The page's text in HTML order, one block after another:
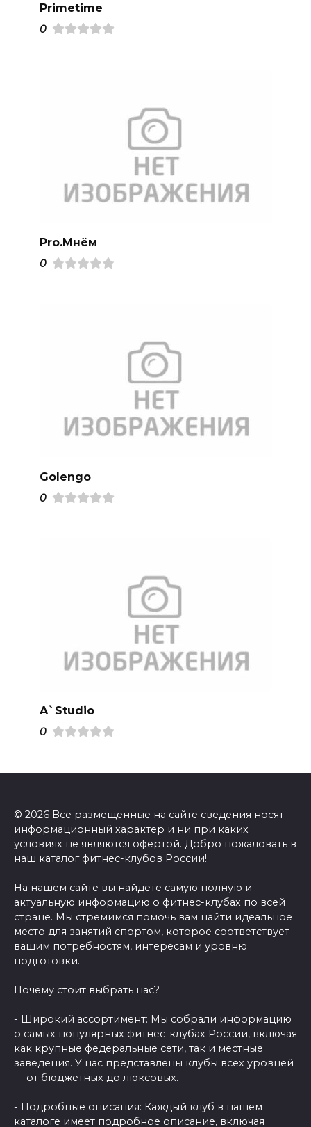
Primetime
0
Pro.Mнём
0
Golengo
0
A`Studio
0
© 2026 Все размещенные на сайте сведения носят
информационный характер и ни при каких
условиях не являются офертой. Добро пожаловать в
наш каталог фитнес-клубов России!
На нашем сайте вы найдете самую полную и
актуальную информацию о фитнес-клубах по всей
стране. Мы стремимся помочь вам найти идеальное
место для занятий спортом, которое соответствует
вашим потребностям, интересам и уровню
подготовки.
Почему стоит выбрать нас?
- Широкий ассортимент: Мы собрали информацию
о самых популярных фитнес-клубах России, включая
как крупные федеральные сети, так и местные
заведения. У нас представлены клубы всех уровней
— от бюджетных до люксовых.
- Подробные описания: Каждый клуб в нашем
каталоге имеет подробное описание, включая